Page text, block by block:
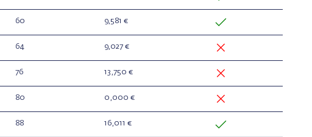
60 9,581 €
64 9,027 €
76 13,750 €
80 0,000 €
88 16,011 €